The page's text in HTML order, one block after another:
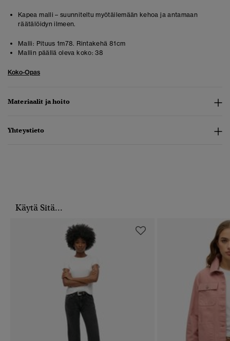
Kapea malli – suunniteltu myötäilemään kehoa ja antamaan
räätälöidyn ilmeen.
Malli: Pituus 1m78. Rintakehä 81cm
Mallin päällä oleva koko: 38
Koko-Opas
Materiaalit ja hoito
Yhteystieto
Käytä Sitä...